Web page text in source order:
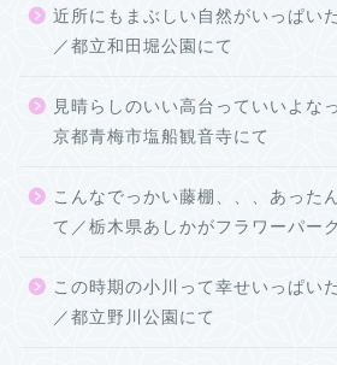
近所にもまぶしい自然がいっぱい
／都立和田堀公園にて
見晴らしのいい高台っていいよな
京都青梅市塩船観音寺にて
こんなでっかい藤棚、、、あった
て／栃木県あしかがフラワーパー
この時期の小川って幸せいっぱい
／都立野川公園にて